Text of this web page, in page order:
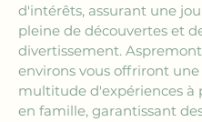
d'intérêts, assurant une
pleine de découvertes et
divertissement.
environs vous offriront une
multitude d'expériences à
en famille, garantissant